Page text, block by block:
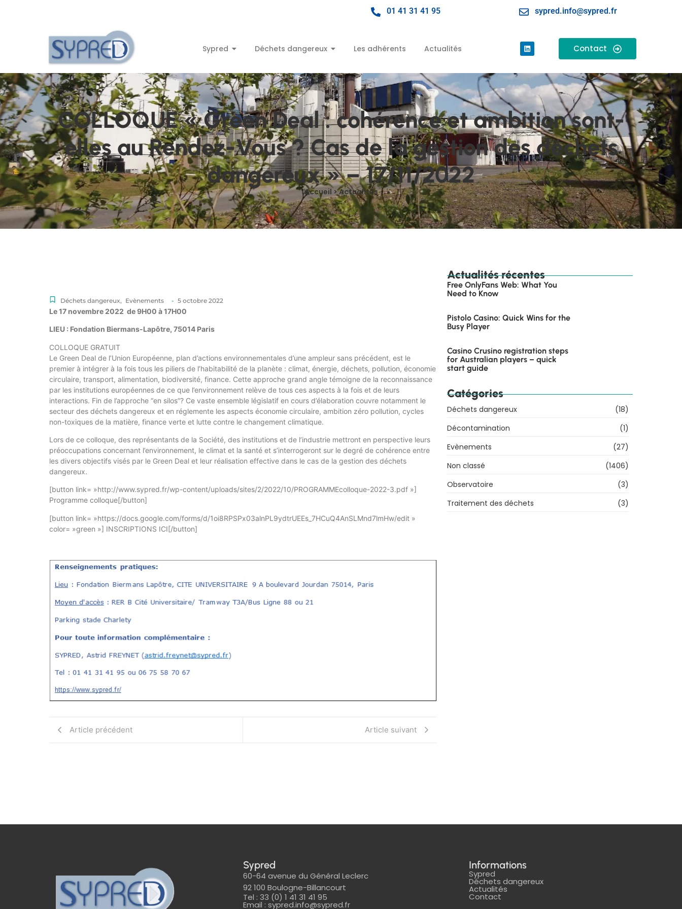
01 41 31 41 95 sypred.info@sypred.fr
Sypred Déchets dangereux Les adhérents Actualités Contact
COLLOQUE « Green Deal : cohérence et ambition sont-
elles au Rendez-Vous ? Cas de la gestion des déchets
dangereux » – 17/11/2022
Accueil > Actualités
Déchets dangereux, Evènements - 5 octobre 2022
Le 17 novembre 2022 de 9H00 à 17H00
LIEU : Fondation Biermans-Lapôtre, 75014 Paris
COLLOQUE GRATUIT
Le Green Deal de l’Union Européenne, plan d’actions environnementales d’une ampleur sans précédent, est le
premier à intégrer à la fois tous les piliers de l’habitabilité de la planète : climat, énergie, déchets, pollution, économie
circulaire, transport, alimentation, biodiversité, finance. Cette approche grand angle témoigne de la reconnaissance
par les institutions européennes de ce que l’environnement relève de tous ces aspects à la fois et de leurs
interactions. Fin de l’approche “en silos”? Ce vaste ensemble législatif en cours d’élaboration couvre notamment le
secteur des déchets dangereux et en réglemente les aspects économie circulaire, ambition zéro pollution, cycles
non-toxiques de la matière, finance verte et lutte contre le changement climatique.
Lors de ce colloque, des représentants de la Société, des institutions et de l’industrie mettront en perspective leurs
préoccupations concernant l’environnement, le climat et la santé et s’interrogeront sur le degré de cohérence entre
les divers objectifs visés par le Green Deal et leur réalisation effective dans le cas de la gestion des déchets
dangereux.
[button link= »http://www.sypred.fr/wp-content/uploads/sites/2/2022/10/PROGRAMMEcolloque-2022-3.pdf »]
Programme colloque[/button]
[button link= »https://docs.google.com/forms/d/1oi8RPSPx03alnPL9ydtrUEEs_7HCuQ4AnSLMnd7lmHw/edit »
color= »green »] INSCRIPTIONS ICI[/button]
Article précédent Article suivant
Actualités récentes
Free OnlyFans Web: What You
Need to Know
Pistolo Casino: Quick Wins for the
Busy Player
Casino Crusino registration steps
for Australian players – quick
start guide
Catégories
Déchets dangereux
(18)
Décontamination
(1)
Evènements
(27)
Non classé
(1406)
Observatoire
(3)
Traitement des déchets
(3)
Sypred
60-64 avenue du Général Leclerc
92 100 Boulogne-Billancourt
Tel : 33 (0) 1 41 31 41 95
Email : sypred.info@sypred.fr
Informations
Sypred
Déchets dangereux
Actualités
Contact